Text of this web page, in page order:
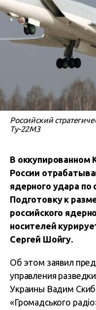
Российский
Ту-22М3
В
России
ядерного удара по
Подготовку к
российского
носителей
Сергей Шойгу.
Об этом заявил
управления
Украины Вадим
«Громадського